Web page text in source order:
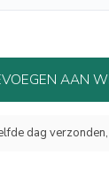
AAN
dag